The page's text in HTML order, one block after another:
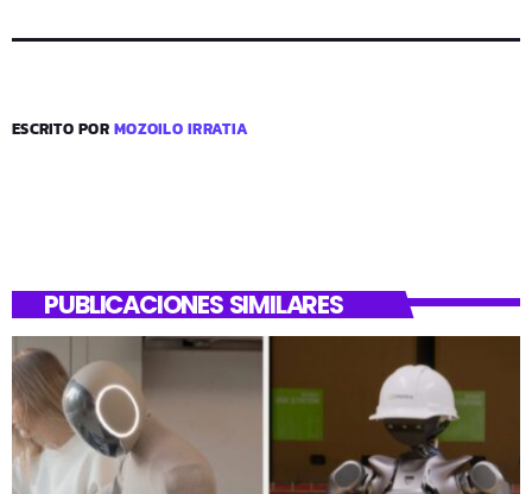
ESCRITO PORMOZOILO IRRATIA
PUBLICACIONES SIMILARES